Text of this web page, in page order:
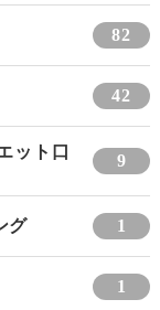
82
42
ット口
9
グ 1
1